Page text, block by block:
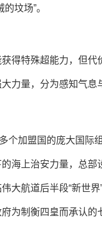
坟场”。
获得特殊超能力，但
力量，分为感知气息
个加盟国的庞大国际
海上治安力量，总部
大航道后半段“新世
府为制衡四皇而承认的